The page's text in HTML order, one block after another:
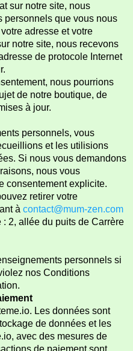
sur notre site, nous
personnels que vous nous
adresse et votre
notre site, nous recevons
de protocole Internet
nous pourrions
de notre boutique, de
à jour.
personnels, vous
et les utilisions
Si nous vous demandons
nous vous
consentement explicite.
retirer votre
à contact@mum-zen.com
2, allée du puits de Carrère
personnels si
nos Conditions
Les données sont
de données et les
avec des mesures de
de paiement sont